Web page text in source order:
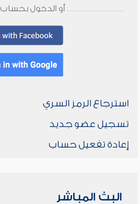
أو الدخول بحساب
استرجاع الرمز السري
تسجيل عضو جديد
إعادة تفعيل حساب
البث المباشر